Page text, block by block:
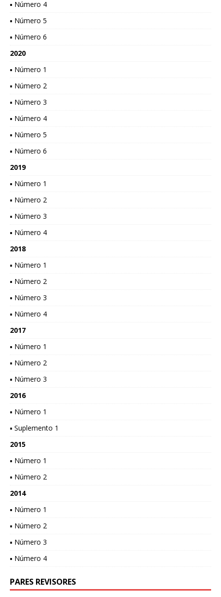
▪ Número 4
▪ Número 5
▪ Número 6
2020
▪ Número 1
▪ Número 2
▪ Número 3
▪ Número 4
▪ Número 5
▪ Número 6
2019
▪ Número 1
▪ Número 2
▪ Número 3
▪ Número 4
2018
▪ Número 1
▪ Número 2
▪ Número 3
▪ Número 4
2017
▪ Número 1
▪ Número 2
▪ Número 3
2016
▪ Número 1
▪ Suplemento 1
2015
▪ Número 1
▪ Número 2
2014
▪ Número 1
▪ Número 2
▪ Número 3
▪ Número 4
PARES REVISORES